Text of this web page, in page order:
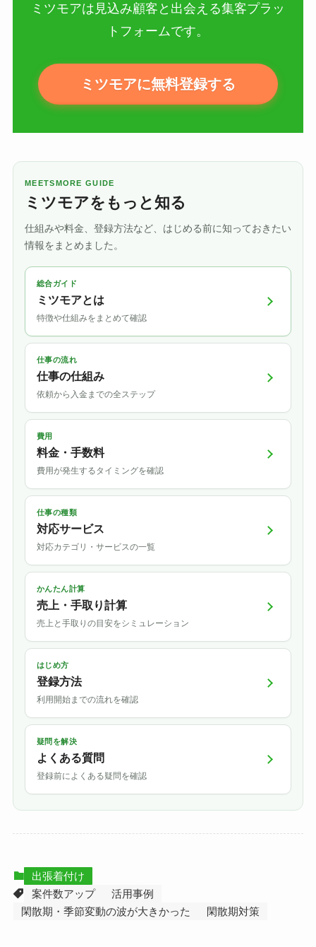
ミツモアは見込み顧客と出会える集客プラッ
トフォームです。
ミツモアに無料登録する
MEETSMORE GUIDE
ミツモアをもっと知る
仕組みや料金、登録方法など、はじめる前に知っておきたい
情報をまとめました。
総合ガイド
ミツモアとは
特徴や仕組みをまとめて確認
仕事の流れ
仕事の仕組み
依頼から入金までの全ステップ
費用
料金・手数料
費用が発生するタイミングを確認
仕事の種類
対応サービス
対応カテゴリ・サービスの一覧
かんたん計算
売上・手取り計算
売上と手取りの目安をシミュレーション
はじめ方
登録方法
利用開始までの流れを確認
疑問を解決
よくある質問
登録前によくある疑問を確認
出張着付け
案件数アップ
活用事例
閑散期・季節変動の波が大きかった
閑散期対策